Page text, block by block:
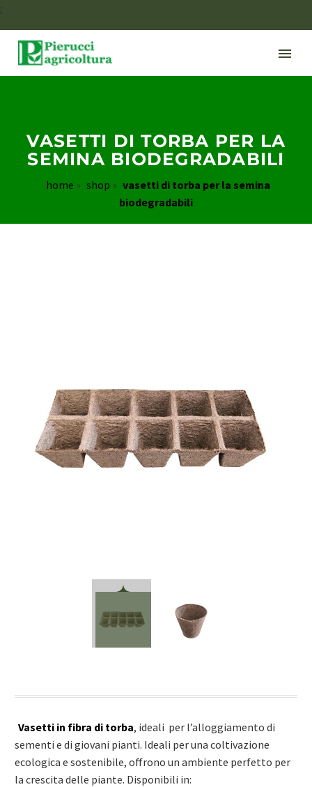
;
VASETTI DI TORBA PER LA
SEMINA BIODEGRADABILI
home » shop » vasetti di torba per la semina
biodegradabili
Vasetti in fibra di torba, ideali per l’alloggiamento di
sementi e di giovani pianti. Ideali per una coltivazione
ecologica e sostenibile, offrono un ambiente perfetto per
la crescita delle piante. Disponibili in: